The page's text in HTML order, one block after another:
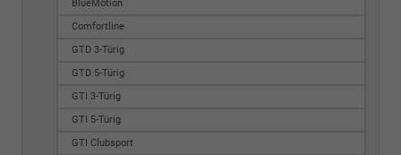
BlueMotion
Comfortline
GTD 3-Türig
GTD 5-Türig
GTI 3-Türig
GTI 5-Türig
GTI Clubsport